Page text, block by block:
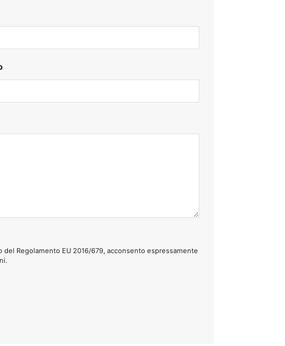
Regolamento EU 2016/679, acconsento espressamente